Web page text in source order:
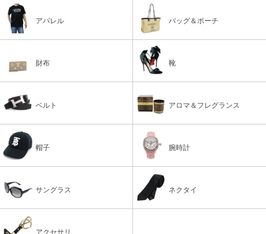
アパレル バッグ＆ポーチ
財布 靴
ベルト アロマ＆フレグランス
帽子 腕時計
サングラス ネクタイ
アクセサリ